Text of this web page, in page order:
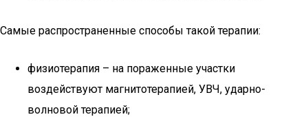
Самые распространенные способы такой терапии:
физиотерапия – на пораженные участки
воздействуют магнитотерапией, УВЧ, ударно-
волновой терапией;